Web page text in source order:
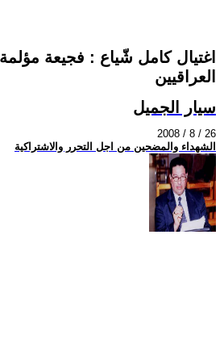
اغتيال كامل شّياع : فجيعة
العراقيين
سيار الجميل
2008 / 8 / 26
الشهداء والمضحين من اجل التحرر والاشتراكية